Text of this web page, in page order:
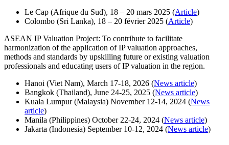
Le Cap (Afrique du Sud), 18 – 20 mars 2025 (Article)
Colombo (Sri Lanka), 18 – 20 février 2025 (Article)
ASEAN IP Valuation Project: To contribute to facilitate
harmonization of the application of IP valuation approaches,
methods and standards by upskilling future or existing valuation
professionals and educating users of IP valuation in the region.
Hanoi (Viet Nam), March 17-18, 2026 (News article)
Bangkok (Thailand), June 24-25, 2025 (News article)
Kuala Lumpur (Malaysia) November 12-14, 2024 (News
article)
Manila (Philippines) October 22-24, 2024 (News article)
Jakarta (Indonesia) September 10-12, 2024 (News article)